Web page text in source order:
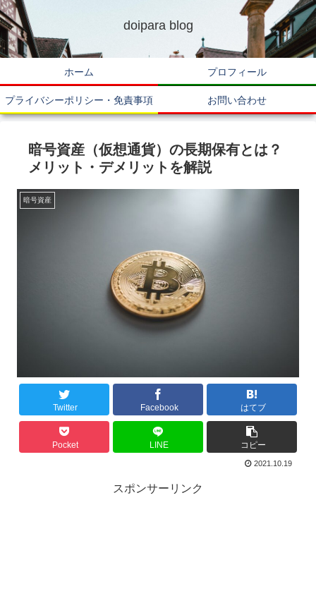
doipara blog
ホーム プロフィール
プライバシーポリシー・免責事項 お問い合わせ
暗号資産（仮想通貨）の長期保有とは？
メリット・デメリットを解説
暗号資産
Twitter Facebook はてブ
Pocket LINE コピー
2021.10.19
スポンサーリンク